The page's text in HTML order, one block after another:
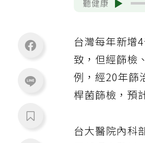
聽健康
台灣每年新增
致，但經篩檢
例，經20年篩
桿菌篩檢，預
台大醫院內科